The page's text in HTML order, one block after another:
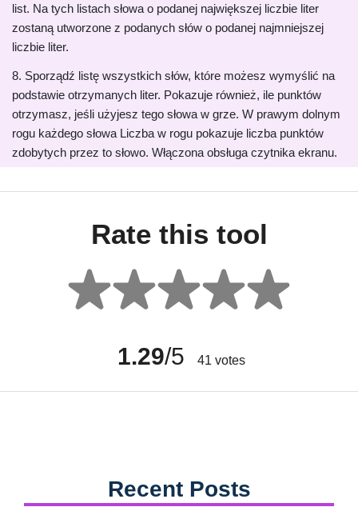
list. Na tych listach słowa o podanej największej liczbie liter
zostaną utworzone z podanych słów o podanej najmniejszej
liczbie liter.
8. Sporządź listę wszystkich słów, które możesz wymyślić na
podstawie otrzymanych liter. Pokazuje również, ile punktów
otrzymasz, jeśli użyjesz tego słowa w grze. W prawym dolnym
rogu każdego słowa Liczba w rogu pokazuje liczba punktów
zdobytych przez to słowo. Włączona obsługa czytnika ekranu.
Rate this tool
1.29/5 41 votes
Recent Posts